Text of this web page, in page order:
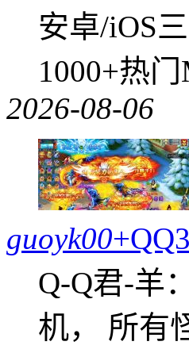
安卓/iOS
1000+热
2026-08-06
guoyk00
Q-Q君-羊
机， 所有